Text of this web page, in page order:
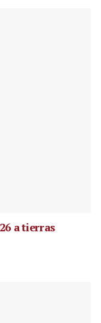
a tierras